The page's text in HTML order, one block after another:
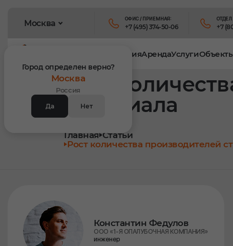
ОФИС / ПРИЕМНАЯ:
+7 (495) 374-50-06 +7
Москва
Город определен верно?
Москва
Россия
Да Нет
ПродукцияАрендаУслуги
Рост
материала
Главная Статьи
Рост количества производителей
Константин Федулов
ООО «1-Я ОПАЛУБОЧНАЯ КОМПАНИЯ»
инженер